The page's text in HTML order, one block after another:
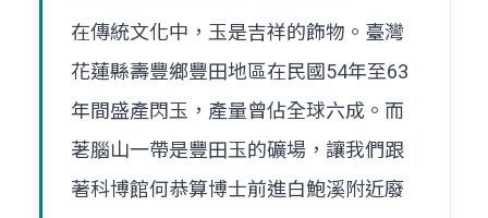
在傳統文化中，玉是吉祥的飾物。臺灣
花蓮縣壽豐鄉豐田地區在民國54年至63
年間盛產閃玉，產量曾佔全球六成。而
荖腦山一帶是豐田玉的礦場，讓我們跟
著科博館何恭算博士前進白鮑溪附近廢